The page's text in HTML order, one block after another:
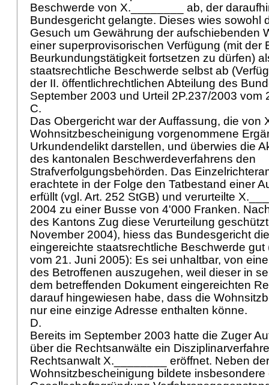
Beschwerde von X.________ ab, der
Bundesgericht gelangte. Dieses wies sowohl
Gesuch um Gewährung der aufschiebenden
einer superprovisorischen Verfügung (mit der
Beurkundungstätigkeit fortsetzen zu dürfen)
staatsrechtliche Beschwerde selbst ab
der II. öffentlichrechtlichen Abteilung des
September 2003 und Urteil 2P.237/2003
C.
Das Obergericht war der Auffassung, die von
Wohnsitzbescheinigung vorgenommene
Urkundendelikt darstellen, und überwies die
des kantonalen Beschwerdeverfahrens den
Strafverfolgungsbehörden. Das
erachtete in der Folge den Tatbestand einer
erfüllt (vgl. Art. 252 StGB) und verurteilte
2004 zu einer Busse von 4'000 Franken.
des Kantons Zug diese Verurteilung
November 2004), hiess das Bundesgericht
eingereichte staatsrechtliche Beschwerde gut
vom 21. Juni 2005): Es sei unhaltbar, von
des Betroffenen auszugehen, weil dieser in
dem betreffenden Dokument eingereichten
darauf hingewiesen habe, dass die
nur eine einzige Adresse enthalten könne.
D.
Bereits im September 2003 hatte die Zuger
über die Rechtsanwälte ein
Rechtsanwalt X.________ eröffnet. Neben
Wohnsitzbescheinigung bildete insbesondere